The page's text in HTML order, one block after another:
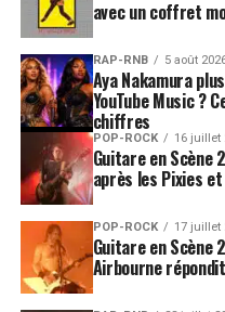
avec un coffret
RAP-RNB 5 août
Aya Nakamura
YouTube Music ?
chiffres
POP-ROCK 16 juillet
Guitare en Scène
après les Pixies
POP-ROCK 17 juillet
Guitare en Scène
Airbourne